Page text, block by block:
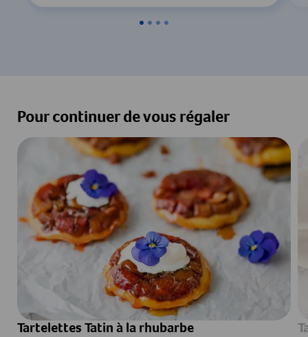
Accepter & Afficher
Pour continuer de vous régaler
Tartelettes Tatin à la rhubarbe